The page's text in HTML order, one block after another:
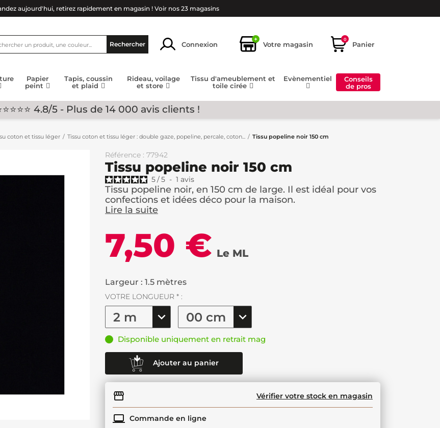
aujourd'hui, retirez rapidement en magasin ! Voir nos 23 magasins
Rechercher Connexion
+
Votre magasin
0
Panier
Papier
peint
Tapis, coussin
et plaid
Rideau, voilage
et store
Tissu d'ameublement et
toile cirée
Evènementiel
Conseils
de pros
4.8/5 - Plus de 14 000 avis clients !
coton et tissu léger Tissu coton et tissu léger : double gaze, popeline, percale, coton... Tissu popeline noir 150 cm
Référence : 77942
Tissu popeline noir 150 cm
5/5 - 1 avis
Tissu popeline noir, en 150 cm de large. Il est idéal pour vos
confections et idées déco pour la maison.
Lire la suite
7,50 € Le ML
Largeur : 1.5 mètres
VOTRE LONGUEUR * :
Disponible uniquement en retrait mag
Ajouter au panier
Vérifier votre stock en magasin
Commande en ligne